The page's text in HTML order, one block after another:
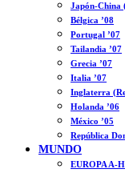
Japón-China
Bélgica ’08
Portugal ’07
Tailandia ’07
Grecia ’07
Italia ’07
Inglaterra
Holanda ’06
México ’05
República
MUNDO
EUROPA A-H